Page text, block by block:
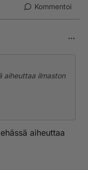
ilmaa, josta
Kommentoi
aiheuttaa ilmaston
aiheuttaa